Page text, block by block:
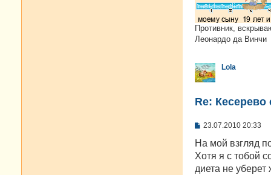
Противник,
Леонардо да Винчи
Lola
Re:
С
о
щ
е
23.07.2010 20:33
На мой взгляд
Хотя я с тобой
диета не